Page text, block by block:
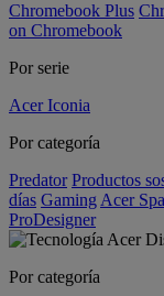
Chromebook Plus
on Chromebook
Por serie
Acer Iconia
Por categoría
Predator Productos
días Gaming Acer
ProDesigner
Por categoría